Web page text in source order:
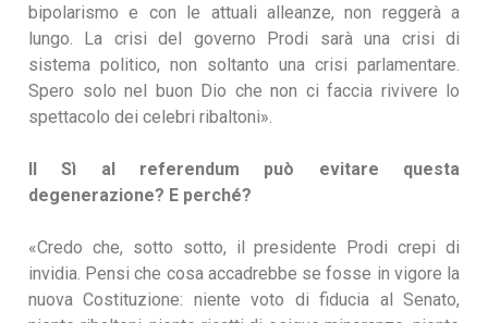
bipolarismo e con le attuali alleanze, non reggerà a
lungo. La crisi del governo Prodi sarà una crisi di
sistema politico, non soltanto una crisi parlamentare.
Spero solo nel buon Dio che non ci faccia rivivere lo
spettacolo dei celebri ribaltoni».
Il Sì al referendum può evitare questa
degenerazione? E perché?
«Credo che, sotto sotto, il presidente Prodi crepi di
invidia. Pensi che cosa accadrebbe se fosse in vigore la
nuova Costituzione: niente voto di fiducia al Senato,